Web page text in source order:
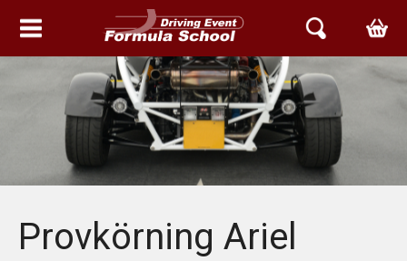
EVENT & UPPLEVELSER
FORMELBIL GRUNDKURSER
Provkörning Ariel